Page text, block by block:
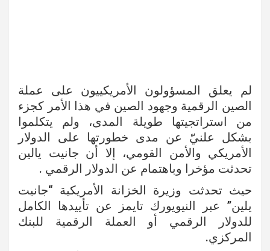
لم يعلق المسؤولون الأمريكييون على عملة
الصين الرقمية وجهود الصين في هذا الأمر كجزء
من استراتجيتها طويلة المدى، ولم يتكلموا
بشكل علنيّ عن مدى خطورتها على الدولار
الأمريكي والأمن القومي، إلا أن جانيت يالين
تحدثت مؤخرا وباهتمام عن الدولار الرقمي .
حيث تحدثت وزيرة الخزانة الأمريكية “جانيت
يلين” عبر النيويورك تايمز عن تأييدها الكامل
للدولار الرقمي أو العملة الرقمية للبنك
المركزي.